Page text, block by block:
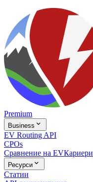
Premium
Business 
EV Routing API
CPOs
Сравнение на EVКариери
Ресурси 
Статии